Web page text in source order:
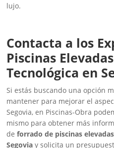
lujo.
Contacta a los
Piscinas
Tecnológica en
Si estás buscando una opción
mantener para mejorar el
Segovia, en Piscinas-Obra
mismo para obtener más
deforrado de piscinas
Segovia y solicita un